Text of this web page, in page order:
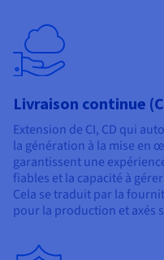
Livraison continue
Extension de CI, CD qui
la génération à la mise en
garantissent une
fiables et la capacité à
Cela se traduit par la
pour la production et axés